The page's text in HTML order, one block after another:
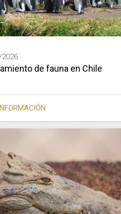
de fauna en Chile